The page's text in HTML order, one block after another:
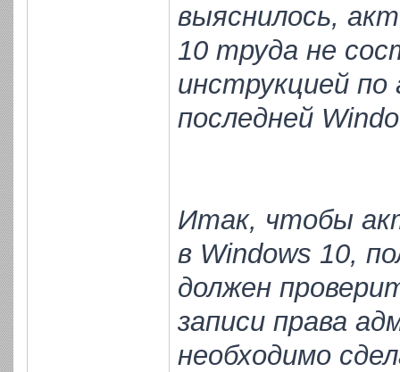
выяснилось,
10 труда не
инструкцией по
последней
Итак, чтобы
в Windows 10,
должен
записи права
необходимо